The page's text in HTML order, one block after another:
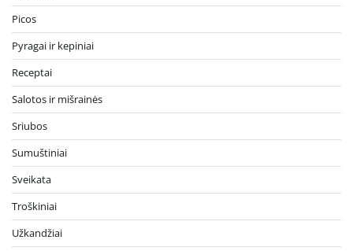
Picos
Pyragai ir kepiniai
Receptai
Salotos ir mišrainės
Sriubos
Sumuštiniai
Sveikata
Troškiniai
Užkandžiai